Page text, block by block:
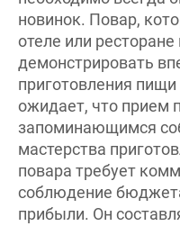
новинок. Повар,
отеле или
демонстрировать
приготовления пищи
ожидает, что прием
запоминающимся
мастерства
повара требует
соблюдение
прибыли. Он
заказывает